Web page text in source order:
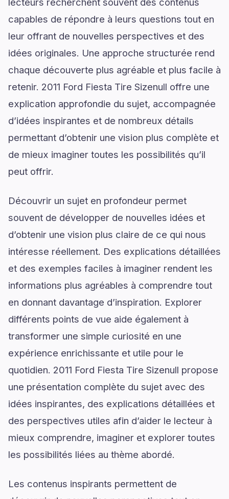
capables de répondre à leurs questions tout en
leur offrant de nouvelles perspectives et des
idées originales. Une approche structurée rend
chaque découverte plus agréable et plus facile à
retenir. 2011 Ford Fiesta Tire Sizenull offre une
explication approfondie du sujet, accompagnée
d’idées inspirantes et de nombreux détails
permettant d’obtenir une vision plus complète et
de mieux imaginer toutes les possibilités qu’il
peut offrir.
Découvrir un sujet en profondeur permet
souvent de développer de nouvelles idées et
d’obtenir une vision plus claire de ce qui nous
intéresse réellement. Des explications détaillées
et des exemples faciles à imaginer rendent les
informations plus agréables à comprendre tout
en donnant davantage d’inspiration. Explorer
différents points de vue aide également à
transformer une simple curiosité en une
expérience enrichissante et utile pour le
quotidien. 2011 Ford Fiesta Tire Sizenull propose
une présentation complète du sujet avec des
idées inspirantes, des explications détaillées et
des perspectives utiles afin d’aider le lecteur à
mieux comprendre, imaginer et explorer toutes
les possibilités liées au thème abordé.
Les contenus inspirants permettent de